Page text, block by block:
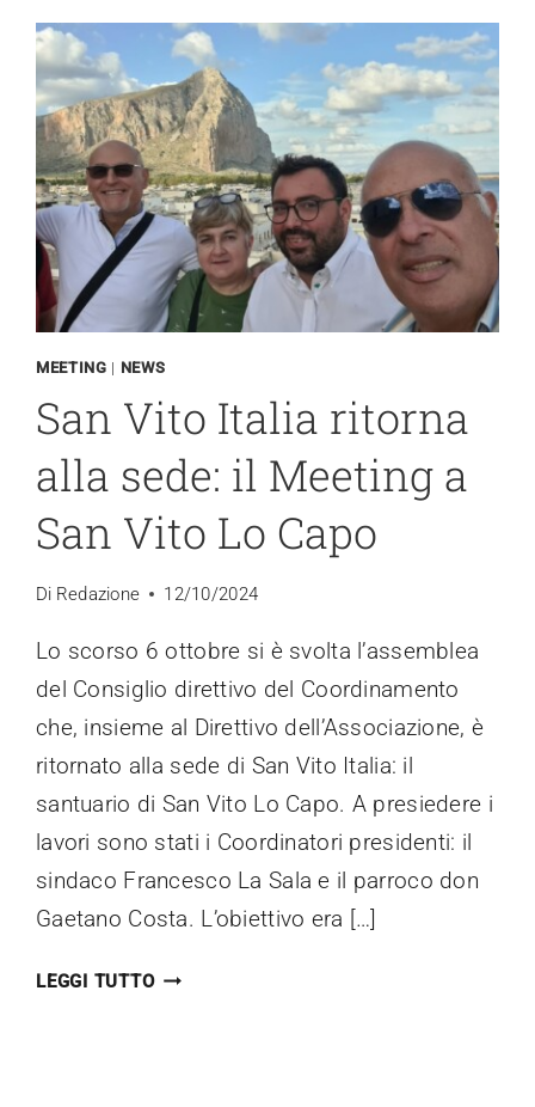
LO
CAPO
MEETING | NEWS
San Vito Italia ritorna
alla sede: il Meeting a
San Vito Lo Capo
Di Redazione 12/10/2024
Lo scorso 6 ottobre si è svolta l’assemblea
del Consiglio direttivo del Coordinamento
che, insieme al Direttivo dell’Associazione, è
ritornato alla sede di San Vito Italia: il
santuario di San Vito Lo Capo. A presiedere i
lavori sono stati i Coordinatori presidenti: il
sindaco Francesco La Sala e il parroco don
Gaetano Costa. L’obiettivo era […]
LEGGI TUTTOSAN